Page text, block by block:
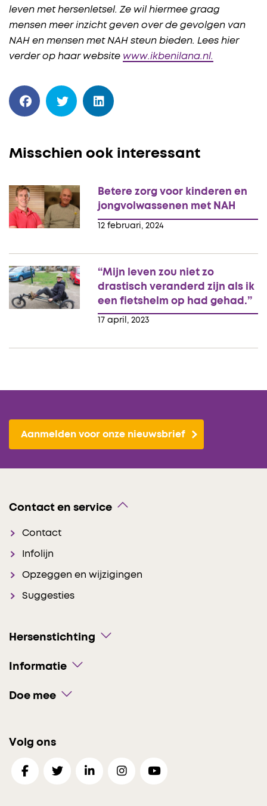
leven met hersenletsel. Ze wil hiermee graag
mensen meer inzicht geven over de gevolgen van
NAH en mensen met NAH steun bieden. Lees hier
verder op haar website www.ikbenilana.nl.
Misschien ook interessant
12 februari, 2024
Betere zorg voor kinderen en
jongvolwassenen met NAH
17 april, 2023
“Mijn leven zou niet zo
drastisch veranderd zijn als ik
een fietshelm op had gehad.”
Aanmelden voor onze nieuwsbrief
Contact en service
Contact
Infolijn
Opzeggen en wijzigingen
Suggesties
Hersenstichting
Informatie
Doe mee
Volg ons